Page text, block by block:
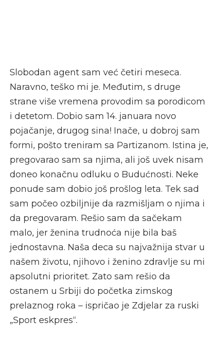
Slobodan agent sam već četiri meseca.
Naravno, teško mi je. Međutim, s druge
strane više vremena provodim sa porodicom
i detetom. Dobio sam 14. januara novo
pojačanje, drugog sina! Inače, u dobroj sam
formi, pošto treniram sa Partizanom. Istina je,
pregovarao sam sa njima, ali još uvek nisam
doneo konačnu odluku o Budućnosti. Neke
ponude sam dobio još prošlog leta. Tek sad
sam počeo ozbiljnije da razmišljam o njima i
da pregovaram. Rešio sam da sačekam
malo, jer ženina trudnoća nije bila baš
jednostavna. Naša deca su najvažnija stvar u
našem životu, njihovo i ženino zdravlje su mi
apsolutni prioritet. Zato sam rešio da
ostanem u Srbiji do početka zimskog
prelaznog roka – ispričao je Zdjelar za ruski
„Sport eskpres“.